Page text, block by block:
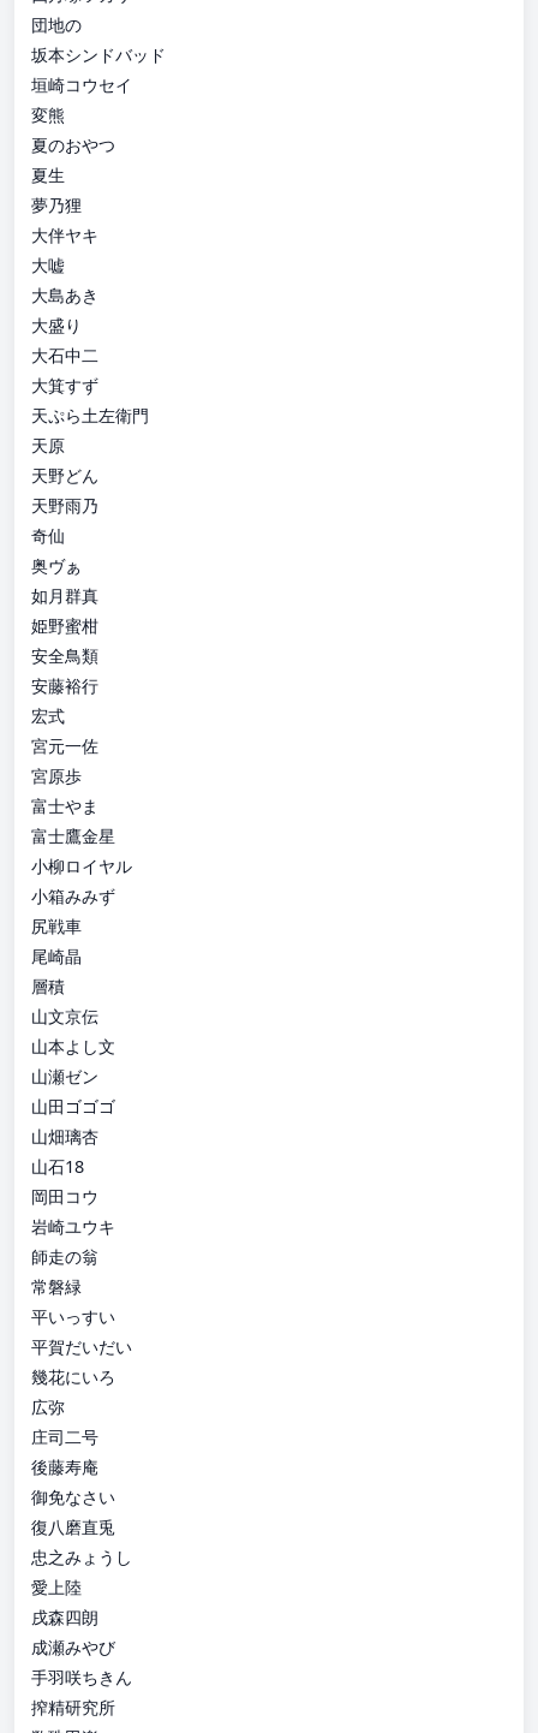
団地の
坂本シンドバッド
垣崎コウセイ
変熊
夏のおやつ
夏生
夢乃狸
大伴ヤキ
大嘘
大島あき
大盛り
大石中二
大箕すず
天ぷら土左衛門
天原
天野どん
天野雨乃
奇仙
奥ヴぁ
如月群真
姫野蜜柑
安全鳥類
安藤裕行
宏式
宮元一佐
宮原歩
富士やま
富士鷹金星
小柳ロイヤル
小箱みみず
尻戦車
尾崎晶
層積
山文京伝
山本よし文
山瀬ゼン
山田ゴゴゴ
山畑璃杏
山石18
岡田コウ
岩崎ユウキ
師走の翁
常磐緑
平いっすい
平賀だいだい
幾花にいろ
広弥
庄司二号
後藤寿庵
御免なさい
復八磨直兎
忠之みょうし
愛上陸
戌森四朗
成瀬みやび
手羽咲ちきん
搾精研究所